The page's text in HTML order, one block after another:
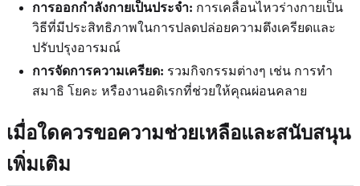
การออกกำลังกายเป็นประจำ: การเคลื่อนไหวร่างกายเป็น
วิธีที่มีประสิทธิภาพในการปลดปล่อยความตึงเครียดและ
ปรับปรุงอารมณ์
การจัดการความเครียด: รวมกิจกรรมต่างๆ เช่น การทำ
สมาธิ โยคะ หรืองานอดิเรกที่ช่วยให้คุณผ่อนคลาย
เมื่อใดควรขอความช่วยเหลือและสนับสนุน
เพิ่มเติม